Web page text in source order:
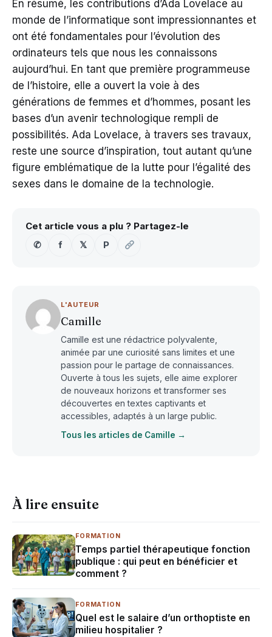
En résumé, les contributions d’Ada Lovelace au
monde de l’informatique sont impressionnantes et
ont été fondamentales pour l’évolution des
ordinateurs tels que nous les connaissons
aujourd’hui. En tant que première programmeuse
de l’histoire, elle a ouvert la voie à des
générations de femmes et d’hommes, posant les
bases d’un avenir technologique rempli de
possibilités. Ada Lovelace, à travers ses travaux,
reste une source d’inspiration, tout autant qu’une
figure emblématique de la lutte pour l’égalité des
sexes dans le domaine de la technologie.
Cet article vous a plu ? Partagez-le
✆
f 𝕏 P
L'AUTEUR
Camille
Camille est une rédactrice polyvalente,
animée par une curiosité sans limites et une
passion pour le partage de connaissances.
Ouverte à tous les sujets, elle aime explorer
de nouveaux horizons et transformer ses
découvertes en textes captivants et
accessibles, adaptés à un large public.
Tous les articles de Camille →
À lire ensuite
FORMATION
Temps partiel thérapeutique fonction
publique : qui peut en bénéficier et
comment ?
FORMATION
Quel est le salaire d’un orthoptiste en
milieu hospitalier ?